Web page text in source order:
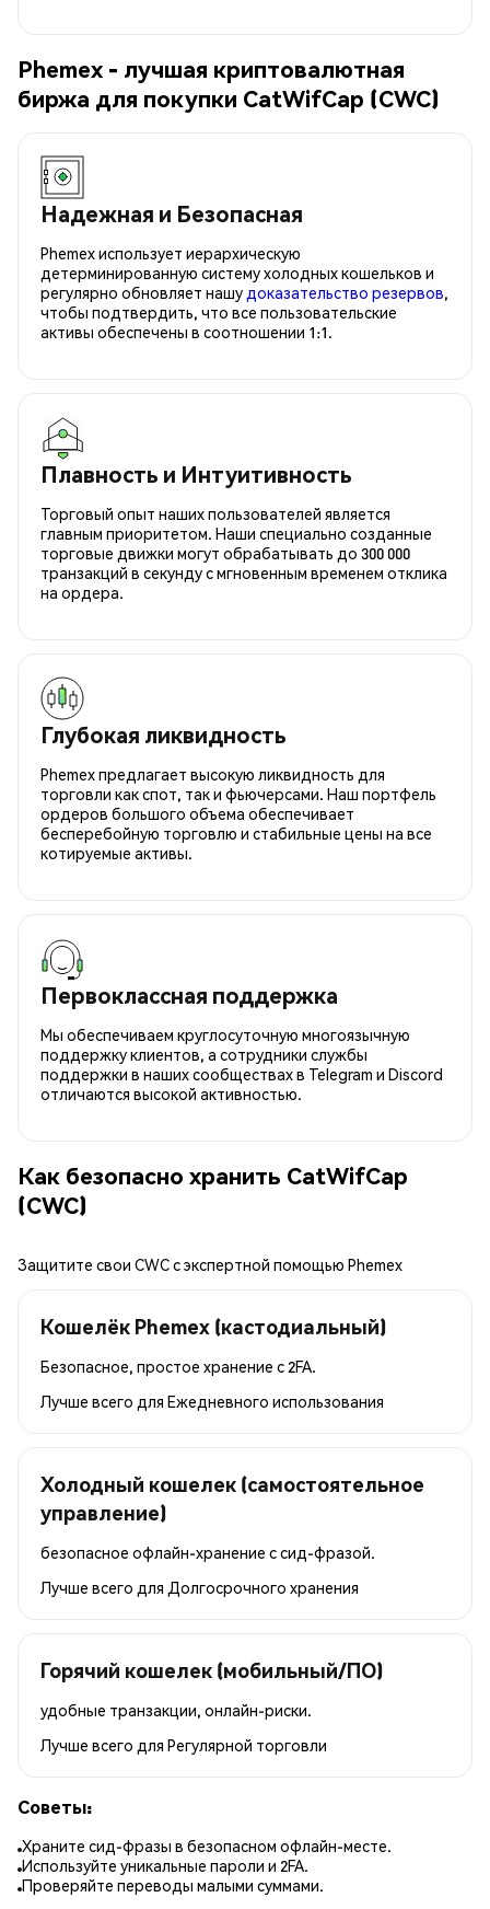
Phemex - лучшая криптовалютная
биржа для покупки CatWifCap (CWC)
Надежная и Безопасная
Phemex использует иерархическую
детерминированную систему холодных кошельков и
регулярно обновляет нашу доказательство резервов,
чтобы подтвердить, что все пользовательские
активы обеспечены в соотношении 1:1.
Плавность и Интуитивность
Торговый опыт наших пользователей является
главным приоритетом. Наши специально созданные
торговые движки могут обрабатывать до 300 000
транзакций в секунду с мгновенным временем отклика
на ордера.
Глубокая ликвидность
Phemex предлагает высокую ликвидность для
торговли как спот, так и фьючерсами. Наш портфель
ордеров большого объема обеспечивает
бесперебойную торговлю и стабильные цены на все
котируемые активы.
Первоклассная поддержка
Мы обеспечиваем круглосуточную многоязычную
поддержку клиентов, а сотрудники службы
поддержки в наших сообществах в Telegram и Discord
отличаются высокой активностью.
Как безопасно хранить CatWifCap
(CWC)
Защитите свои CWC с экспертной помощью Phemex
Кошелёк Phemex (кастодиальный)
Безопасное, простое хранение с 2FA.
Лучше всего для Ежедневного использования
Холодный кошелек (самостоятельное
управление)
безопасное офлайн-хранение с сид-фразой.
Лучше всего для Долгосрочного хранения
Горячий кошелек (мобильный/ПО)
удобные транзакции, онлайн-риски.
Лучше всего для Регулярной торговли
Советы:
Храните сид-фразы в безопасном офлайн-месте.
Используйте уникальные пароли и 2FA.
Проверяйте переводы малыми суммами.